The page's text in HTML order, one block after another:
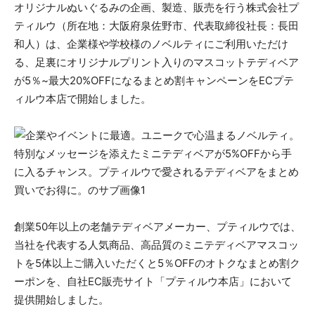
オリジナルぬいぐるみの企画、製造、販売を行う株式会社プ
ティルウ（所在地：大阪府泉佐野市、代表取締役社長：長田
和人）は、企業様や学校様のノベルティにご利用いただけ
る、足裏にオリジナルプリント入りのマスコットテディベア
が5％~最大20%OFFになるまとめ割キャンペーンをECプテ
ィルウ本店で開始しました。
創業50年以上の老舗テディベアメーカー、プティルウでは、
当社を代表する人気商品、高品質のミニテディベアマスコッ
トを5体以上ご購入いただくと5％OFFのオトクなまとめ割ク
ーポンを、自社EC販売サイト「プティルウ本店」において
提供開始しました。